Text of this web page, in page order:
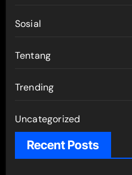
Sosial
Tentang
Trending
Uncategorized
Recent Posts